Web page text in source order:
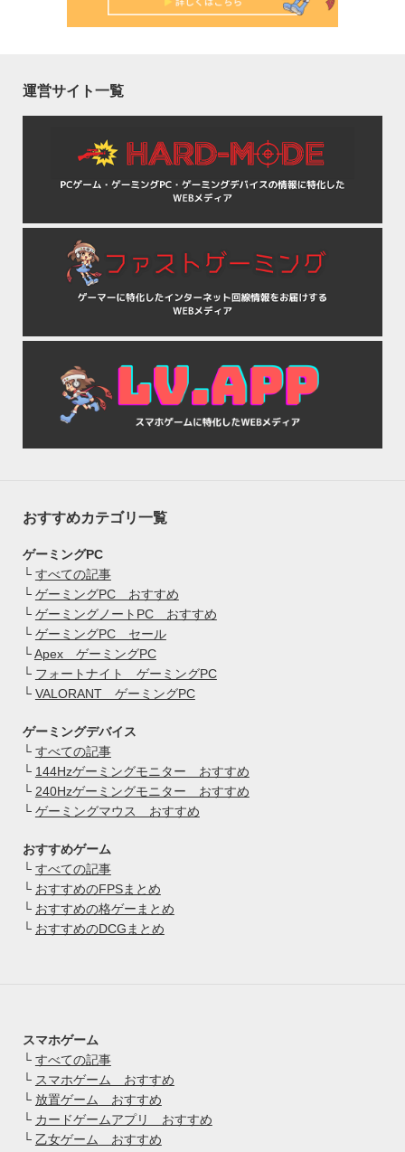
運営サイト一覧
おすすめカテゴリ一覧
ゲーミングPC
└ すべての記事
└ ゲーミングPC おすすめ
└ ゲーミングノートPC おすすめ
└ ゲーミングPC セール
└Apex ゲーミングPC
└ フォートナイト ゲーミングPC
└ VALORANT ゲーミングPC
ゲーミングデバイス
└ すべての記事
└ 144Hzゲーミングモニター おすすめ
└ 240Hzゲーミングモニター おすすめ
└ ゲーミングマウス おすすめ
おすすめゲーム
└ すべての記事
└ おすすめのFPSまとめ
└ おすすめの格ゲーまとめ
└ おすすめのDCGまとめ
スマホゲーム
└ すべての記事
└ スマホゲーム おすすめ
└ 放置ゲーム おすすめ
└ カードゲームアプリ おすすめ
└ 乙女ゲーム おすすめ